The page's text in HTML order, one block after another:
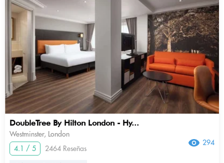
DoubleTree By Hilton London - Hy...
Westminster, London
4.1 / 5
2464 Reseñas
294